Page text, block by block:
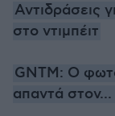
Αντιδράσεις
στο ντιμπέιτ
GNTM: Ο
απαντά στον...